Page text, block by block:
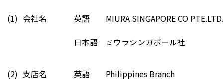
(1) 会社名
英語 MIURA SINGAPORE CO PTE.LTD.
日本語 ミウラシンガポール社
(2) 支店名
英語 Philippines Branch